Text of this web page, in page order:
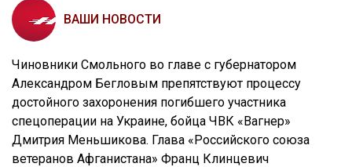
ВАШИ НОВОСТИ
Чиновники Смольного во главе с губернатором
Александром Бегловым препятствуют процессу
достойного захоронения погибшего участника
спецоперации на Украине, бойца ЧВК «Вагнер»
Дмитрия Меньшикова. Глава «Российского союза
ветеранов Афганистана» Франц Клинцевич